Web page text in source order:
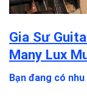
Gia Sư
Many Lux
Bạn đang có